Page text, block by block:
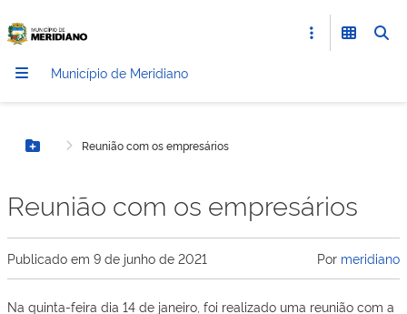
Município de Meridiano
Botão MenuReunião com os empresários
Reunião com os empresários
Publicado em 9 de junho de 2021 Por meridiano
Na quinta-feira dia 14 de janeiro, foi realizado uma reunião com a